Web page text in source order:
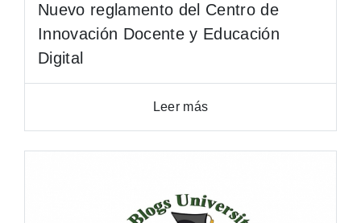
Nuevo reglamento del Centro de
Innovación Docente y Educación
Digital
Leer más